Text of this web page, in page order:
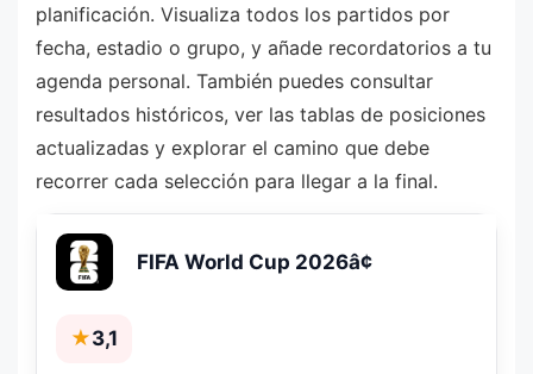
planificación. Visualiza todos los partidos por
fecha, estadio o grupo, y añade recordatorios a tu
agenda personal. También puedes consultar
resultados históricos, ver las tablas de posiciones
actualizadas y explorar el camino que debe
recorrer cada selección para llegar a la final.
FIFA World Cup 2026â¢
★3,1